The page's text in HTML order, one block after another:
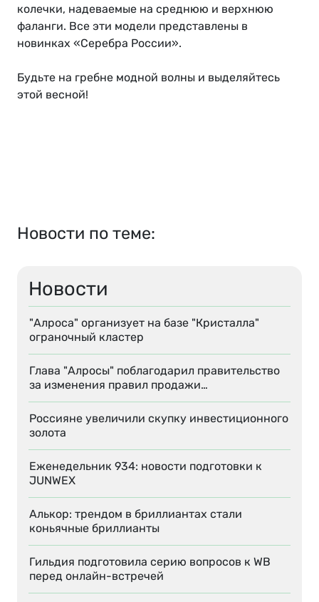
Новости
"Алроса" организует на базе "Кристалла"
ограночный кластер
Глава "Алросы" поблагодарил правительство
за изменения правил продажи…
Россияне увеличили скупку инвестиционного
золота
Еженедельник 934: новости подготовки к
JUNWEX
Алькор: трендом в бриллиантах стали
коньячные бриллианты
Гильдия подготовила серию вопросов к WB
перед онлайн-встречей
колечки, надеваемые на среднюю и верхнюю
фаланги. Все эти модели представлены в
новинках «Серебра России».
Будьте на гребне модной волны и выделяйтесь
этой весной!
Новости по теме: